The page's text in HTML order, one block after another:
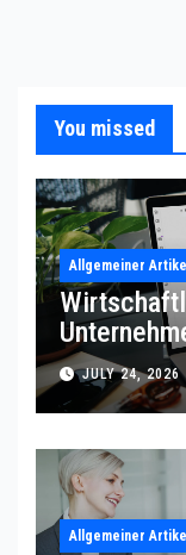
You missed
Allgemeiner Artikel
JULY 24, 2026
Allgemeiner Artikel